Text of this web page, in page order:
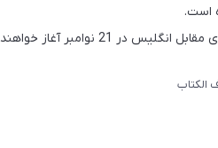
نوامبر آغاز خواهند کرد.
الکتاب